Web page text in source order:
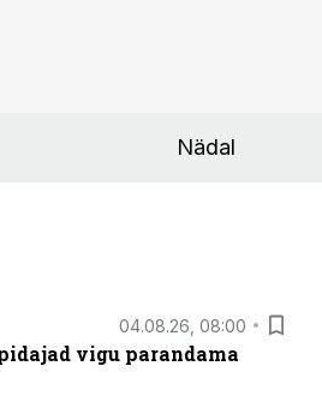
Nädal
04.08.26, 08:00
vigu parandama